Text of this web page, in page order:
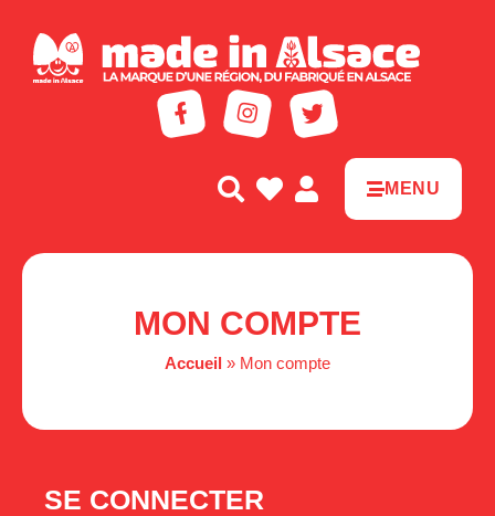
MENU
MON COMPTE
Accueil » Mon compte
SE CONNECTER